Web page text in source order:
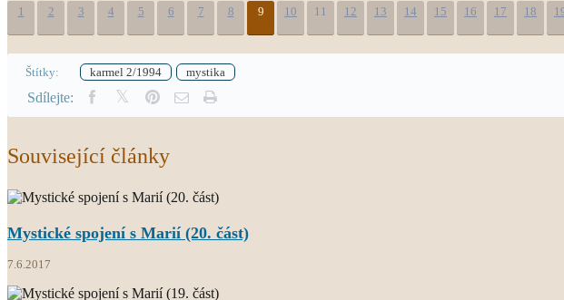
1 2 3 4 5 6 7 8 9 10 11 12 13 14 15 16 17 18
Štítky: karmel 2/1994 mystika
Sdílejte:
Související články
Mystické spojení s Marií (20. část)
7.6.2017